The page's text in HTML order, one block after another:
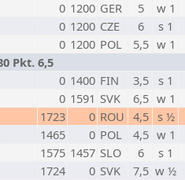
0 1200 GER 5
w 1
0 1200 CZE 6
s 1
0 1200 POL 5,5 w 1
Pkt. 6,5
0 1400 FIN 3,5
s 1
0 1591 SVK 6,5 w 1
1723 0 ROU 4,5 s ½
1465 0 POL 4,5 w 1
1575 1457 SLO 6
s 1
1724 0 SVK 7,5 w ½